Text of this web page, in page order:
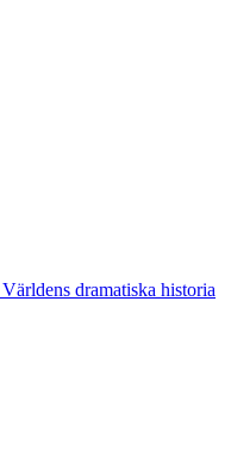
Världens dramatiska historia